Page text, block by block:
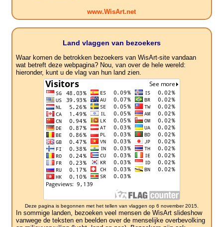
www.WisArt.net
Land vlaggen van bezoekers
Waar komen de betrokken bezoekers van WisArt-site vandaan
wat betreft deze webpagina? Nou, van over de hele wereld:
hieronder, kunt u de vlag van hun land zien.
Deze pagina is begonnen met het tellen van vlaggen op 6 november 2015.
In sommige landen, bezoeken veel mensen de WisArt slideshow
vanwege de teksten en beelden over de menselijke overbevolking